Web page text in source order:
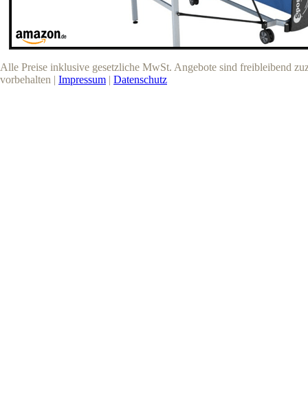
Alle Preise inklusive gesetzliche MwSt. Angebote sind freibleibend
vorbehalten | Impressum | Datenschutz